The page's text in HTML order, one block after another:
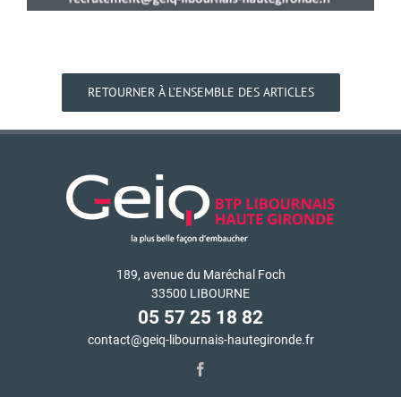
RETOURNER À L’ENSEMBLE DES ARTICLES
189, avenue du Maréchal Foch
33500 LIBOURNE
05 57 25 18 82
contact@geiq-libournais-hautegironde.fr